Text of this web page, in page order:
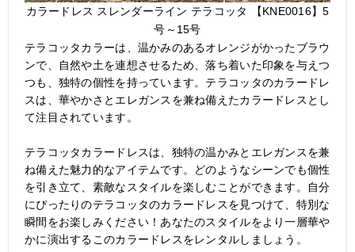
カラードレス スレンダーライン テラコッタ 【KNE0016】5
号～15号
テラコッタカラーは、温かみのあるオレンジがかったブラウ
ンで、自然や土を連想させるため、落ち着いた印象を与えつ
つも、独特の個性を持っています。テラコッタのカラードレ
スは、華やかさとエレガンスを兼ね備えたカラードレスとし
て注目されています。
テラコッタカラードレスは、独特の温かみとエレガンスを兼
ね備えた魅力的なアイテムです。どのようなシーンでも個性
を引き立て、素敵なスタイルを楽しむことができます。自分
にぴったりのテラコッタのカラードレスを見つけて、特別な
瞬間をお楽しみください！あなたのスタイルをより一層華や
かに演出するこのカラードレスをレンタルしましょう。